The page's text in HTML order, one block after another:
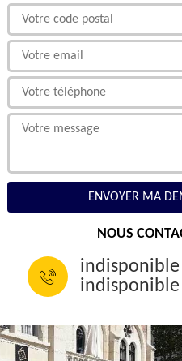
NOUS
indisponible
indisponible